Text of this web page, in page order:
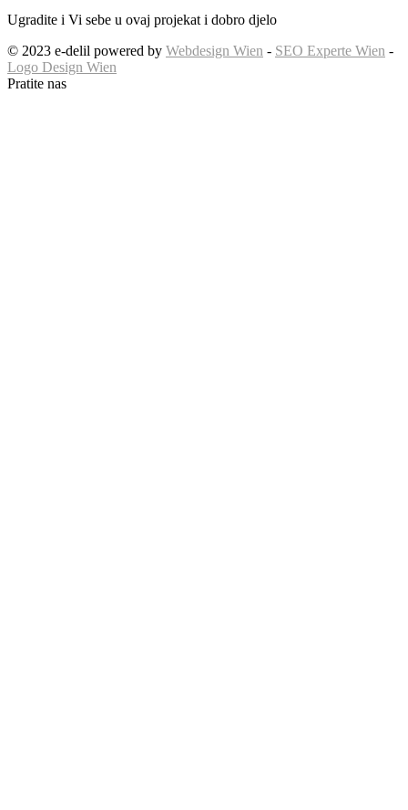
Ugradite i Vi sebe u ovaj projekat i dobro djelo
© 2023 e-delil powered by Webdesign Wien - SEO Experte Wien -
Logo Design Wien
Pratite nas